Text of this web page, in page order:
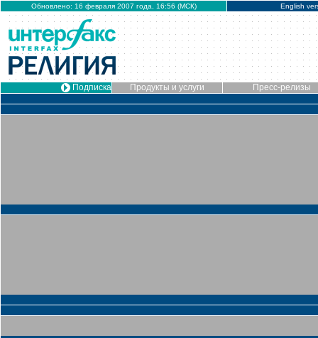
Обновлено: 16 февраля 2007 года, 16:56 (МСК) English
Подписка Продукты и услуги Пресс-релизы